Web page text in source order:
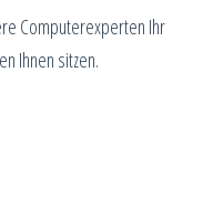
Computerexperten Ihr
Ihnen sitzen.